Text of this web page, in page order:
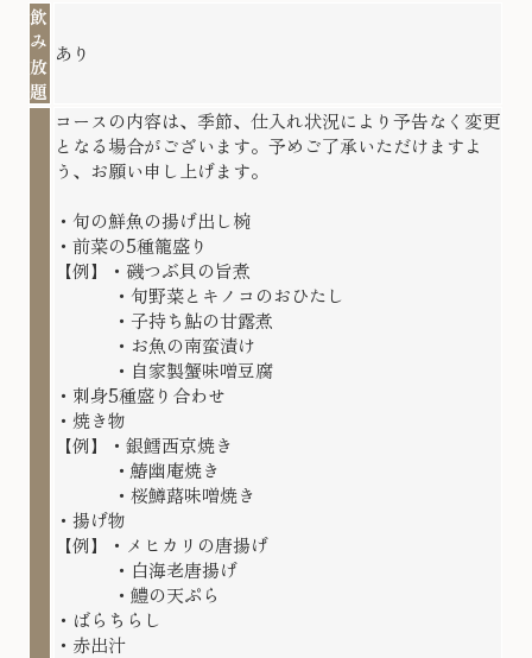
飲
み
放
題
あり
コースの内容は、季節、仕入れ状況により予告なく変更
となる場合がございます。予めご了承いただけますよ
う、お願い申し上げます。
・旬の鮮魚の揚げ出し椀
・前菜の5種籠盛り
【例】・磯つぶ貝の旨煮
・旬野菜とキノコのおひたし
・子持ち鮎の甘露煮
・お魚の南蛮漬け
・自家製蟹味噌豆腐
・刺身5種盛り合わせ
・焼き物
【例】・銀鱈西京焼き
・鰆幽庵焼き
・桜鱒蕗味噌焼き
・揚げ物
【例】・メヒカリの唐揚げ
・白海老唐揚げ
・鱧の天ぷら
・ばらちらし
・赤出汁